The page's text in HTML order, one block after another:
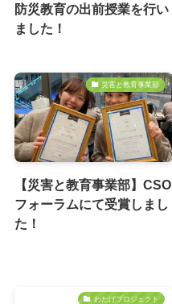
防災教育の出前授業を行い
ました！
災害と教育事業部
【災害と教育事業部】CSO
フォーラムにて受賞しまし
た！
わたげプロジェクト